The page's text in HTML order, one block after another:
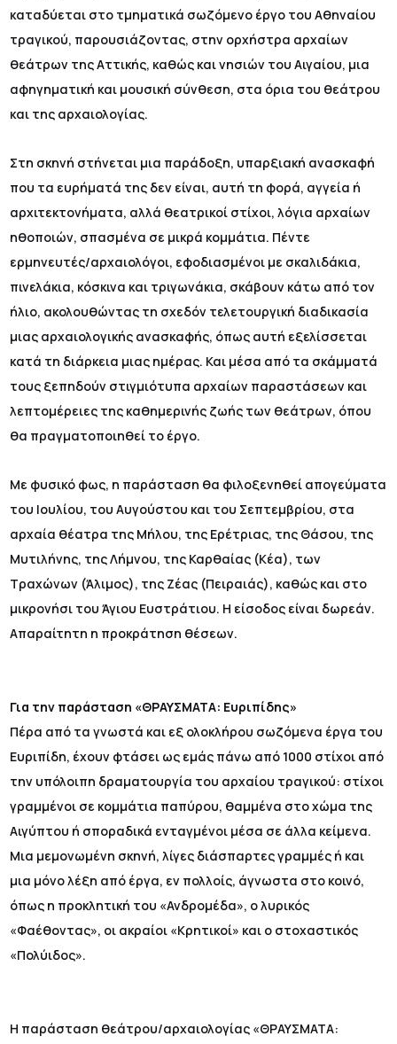
καταδύεται στο τμηματικά σωζόμενο έργο του Αθηναίου
τραγικού, παρουσιάζοντας, στην ορχήστρα αρχαίων
θεάτρων της Αττικής, καθώς και νησιών του Αιγαίου, μια
αφηγηματική και μουσική σύνθεση, στα όρια του θεάτρου
και της αρχαιολογίας.
Στη σκηνή στήνεται μια παράδοξη, υπαρξιακή ανασκαφή
που τα ευρήματά της δεν είναι, αυτή τη φορά, αγγεία ή
αρχιτεκτονήματα, αλλά θεατρικοί στίχοι, λόγια αρχαίων
ηθοποιών, σπασμένα σε μικρά κομμάτια. Πέντε
ερμηνευτές/αρχαιολόγοι, εφοδιασμένοι με σκαλιδάκια,
πινελάκια, κόσκινα και τριγωνάκια, σκάβουν κάτω από τον
ήλιο, ακολουθώντας τη σχεδόν τελετουργική διαδικασία
μιας αρχαιολογικής ανασκαφής, όπως αυτή εξελίσσεται
κατά τη διάρκεια μιας ημέρας. Και μέσα από τα σκάμματά
τους ξεπηδούν στιγμιότυπα αρχαίων παραστάσεων και
λεπτομέρειες της καθημερινής ζωής των θεάτρων, όπου
θα πραγματοποιηθεί το έργο.
Με φυσικό φως, η παράσταση θα φιλοξενηθεί απογεύματα
του Ιουλίου, του Αυγούστου και του Σεπτεμβρίου, στα
αρχαία θέατρα της Μήλου, της Ερέτριας, της Θάσου, της
Μυτιλήνης, της Λήμνου, της Καρθαίας (Κέα), των
Τραχώνων (Άλιμος), της Ζέας (Πειραιάς), καθώς και στο
μικρονήσι του Άγιου Ευστράτιου. Η είσοδος είναι δωρεάν.
Απαραίτητη η προκράτηση θέσεων.
Για την παράσταση «ΘΡΑΥΣΜΑΤΑ: Ευριπίδης»
Πέρα από τα γνωστά και εξ ολοκλήρου σωζόμενα έργα του
Ευριπίδη, έχουν φτάσει ως εμάς πάνω από 1000 στίχοι από
την υπόλοιπη δραματουργία του αρχαίου τραγικού: στίχοι
γραμμένοι σε κομμάτια παπύρου, θαμμένα στο χώμα της
Αιγύπτου ή σποραδικά ενταγμένοι μέσα σε άλλα κείμενα.
Μια μεμονωμένη σκηνή, λίγες διάσπαρτες γραμμές ή και
μια μόνο λέξη από έργα, εν πολλοίς, άγνωστα στο κοινό,
όπως η προκλητική του «Ανδρομέδα», ο λυρικός
«Φαέθοντας», οι ακραίοι «Κρητικοί» και ο στοχαστικός
«Πολύιδος».
Η παράσταση θεάτρου/αρχαιολογίας «ΘΡΑΥΣΜΑΤΑ: